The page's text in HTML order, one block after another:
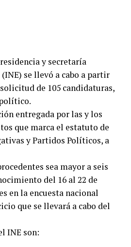
y secretaría
se llevó a cabo a partir
de 105 candidaturas,
entregada por las y los
que marca el estatuto de
y Partidos Políticos, a
sea mayor a seis
del 16 al 22 de
en la encuesta nacional
que se llevará a cabo del
INE son: